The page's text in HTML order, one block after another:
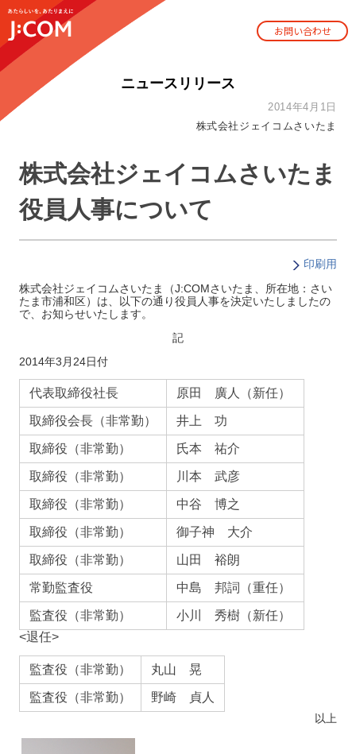
お問い合わせ
ニュースリリース
2014年4月1日
株式会社ジェイコムさいたま
株式会社ジェイコムさいたま
役員人事について
印刷用
株式会社ジェイコムさいたま（J:COMさいたま、所在地：さい
たま市浦和区）は、以下の通り役員人事を決定いたしましたの
で、お知らせいたします。
記
2014年3月24日付
代表取締役社長 原田 廣人（新任）
取締役会長（非常勤） 井上 功
取締役（非常勤） 氏本 祐介
取締役（非常勤） 川本 武彦
取締役（非常勤） 中谷 博之
取締役（非常勤） 御子神 大介
取締役（非常勤） 山田 裕朗
常勤監査役 中島 邦詞（重任）
監査役（非常勤）
小川 秀樹（新任）
<退任>
監査役（非常勤） 丸山 晃
監査役（非常勤） 野崎 貞人
以上